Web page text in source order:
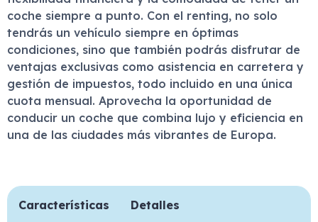
coche siempre a punto. Con el renting, no solo
tendrás un vehículo siempre en óptimas
condiciones, sino que también podrás disfrutar de
ventajas exclusivas como asistencia en carretera y
gestión de impuestos, todo incluido en una única
cuota mensual. Aprovecha la oportunidad de
conducir un coche que combina lujo y eficiencia en
una de las ciudades más vibrantes de Europa.
Características Detalles